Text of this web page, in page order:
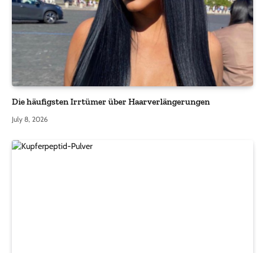
Die häufigsten Irrtümer über Haarverlängerungen
July 8, 2026